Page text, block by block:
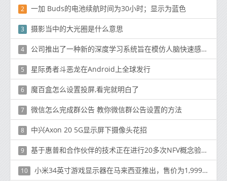
2 一加 Buds的电池续航时间为30小时；显示为蓝色
3 摄影当中的大光圈是什么意思
4 公司推出了一种新的深度学习系统旨在模仿人脑快速感知周围世界的能力
5 星际勇者斗恶龙在Android上全球发行
6 魔百盒怎么设置投屏,看完就明白了
7 微信怎么完成群公告 教你微信群公告设置的方法
8 中兴Axon 20 5G显示屏下摄像头花招
9 基于惠普和合作伙伴的技术正在进行20多次NFV概念验证试验
10 小米34英寸游戏显示器在马来西亚推出，售价为1,999元